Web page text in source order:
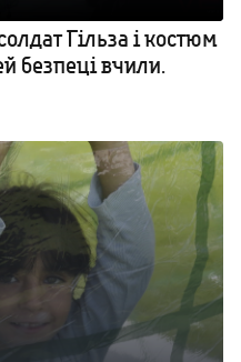
Гільза і костюм
безпеці вчили.